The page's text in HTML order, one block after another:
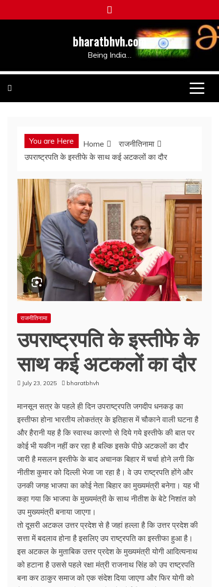
to
bharatbhvh.com
Being India…
You are Here Home
राजनीतिनामा
उपराष्ट्रपति के इस्तीफे के साथ कई अटकलों का दौर
राजनीतिनामा
उपराष्ट्रपति के इस्तीफे के
साथ कई अटकलों का दौर
July 23, 2025 bharatbhvh
मानसून सत्र के पहले ही दिन उपराष्ट्रपति जगदीप धनकड़ का
इस्तीफा होना भारतीय लोकतंत्र के इतिहास में चौकाने वाली घटना है
और हैरानी यह है कि स्वास्थ कारणो से दिये गये इस्तीफे की बात पर
कोई भी यकीन नहीं कर रहा है बल्कि इसके पीछे अटकलों का दौर
जारी है मसलन इस्तीफे के बाद अचानक बिहार में चर्चा होने लगी कि
नीतीश कुमार को दिल्ली भेजा जा रहा है। वे उप राष्ट्रपति होंगे और
उनकी जगह भाजपा का कोई नेता बिहार का मुख्यमंत्री बनेगा। यह भी
कहा गया कि भाजपा के मुख्यमंत्री के साथ नीतीश के बेटे निशांत को
उप मुख्यमंत्री बनाया जाएगा।
तो दूसरी अटकल उत्तर प्रदेश से है जहां हल्ला है कि उत्तर प्रदेश की
सत्ता में बदलाव होना है इसलिए उप राष्ट्रपति का इस्तीफा हुआ है।
इस अटकल के मुताबिक उत्तर प्रदेश के मुख्यमंत्री योगी आदित्यनाथ
को हटाना है उससे पहले रक्षा मंत्री राजनाथ सिंह को उप राष्ट्रपति
बना कर ठाकुर समाज को एक संदेश दिया जाएगा और फिर योगी को